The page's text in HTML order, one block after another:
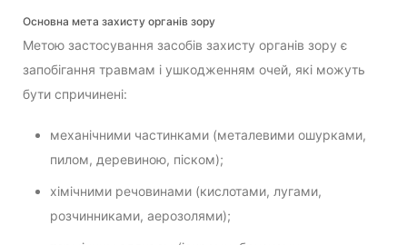
Основна мета захисту органів зору
Метою застосування засобів захисту органів зору є
запобігання травмам і ушкодженням очей, які можуть
бути спричинені:
механічними частинками (металевими ошурками,
пилом, деревиною, піском);
хімічними речовинами (кислотами, лугами,
розчинниками, аерозолями);